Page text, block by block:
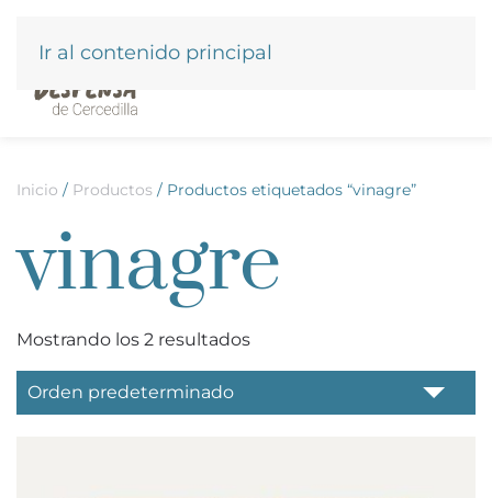
Ir al contenido principal
Inicio / Productos / Productos etiquetados “vinagre”
vinagre
Mostrando los 2 resultados